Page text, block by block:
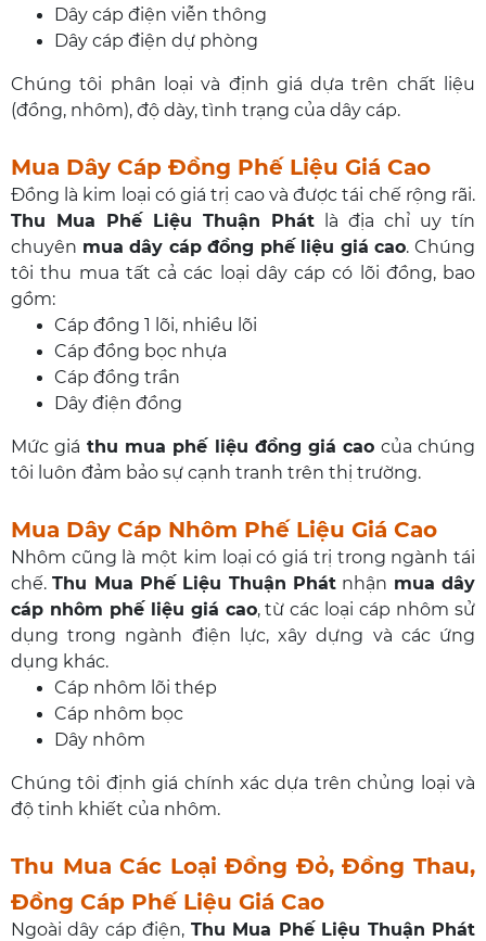
Dây cáp điện viễn thông
Dây cáp điện dự phòng
Chúng tôi phân loại và định giá dựa trên chất liệu
(đồng, nhôm), độ dày, tình trạng của dây cáp.
Mua Dây Cáp Đồng Phế Liệu Giá Cao
Đồng là kim loại có giá trị cao và được tái chế rộng rãi.
Thu Mua Phế Liệu Thuận Phát là địa chỉ uy tín
chuyên mua dây cáp đồng phế liệu giá cao. Chúng
tôi thu mua tất cả các loại dây cáp có lõi đồng, bao
gồm:
Cáp đồng 1 lõi, nhiều lõi
Cáp đồng bọc nhựa
Cáp đồng trần
Dây điện đồng
Mức giá thu mua phế liệu đồng giá cao của chúng
tôi luôn đảm bảo sự cạnh tranh trên thị trường.
Mua Dây Cáp Nhôm Phế Liệu Giá Cao
Nhôm cũng là một kim loại có giá trị trong ngành tái
chế.Thu Mua Phế Liệu Thuận Phát nhận mua dây
cáp nhôm phế liệu giá cao, từ các loại cáp nhôm sử
dụng trong ngành điện lực, xây dựng và các ứng
dụng khác.
Cáp nhôm lõi thép
Cáp nhôm bọc
Dây nhôm
Chúng tôi định giá chính xác dựa trên chủng loại và
độ tinh khiết của nhôm.
Thu Mua Các Loại Đồng Đỏ, Đồng Thau,
Đồng Cáp Phế Liệu Giá Cao
Ngoài dây cáp điện, Thu Mua Phế Liệu Thuận Phát